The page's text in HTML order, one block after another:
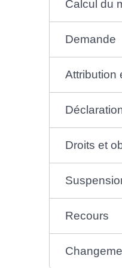
Calcul du
Demande
Attribution
Droits et
Recours